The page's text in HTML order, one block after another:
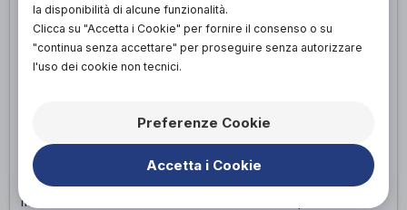
POLSO MANO DITA
I tutori per polso, mano e dita forniscono supporto e
stabilizzazione alle articolazioni del polso, della mano e delle
dita. Questi tutori aiutano a ridurre il dolore, migliorare la
mobilità e la funzionalità delle dita, e sono ideali per il
la disponibilità di alcune funzionalità.
Clicca su "Accetta i Cookie" per fornire il consenso o su
"continua senza accettare" per proseguire senza autorizzare
l'uso dei cookie non tecnici.
Preferenze Cookie
Accetta i Cookie